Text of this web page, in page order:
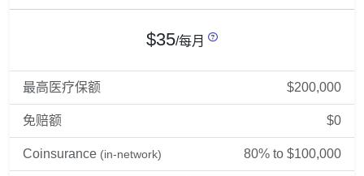
$35/每月
最高医疗保额 $200,000
免赔额 $0
Coinsurance (in-network) 80% to $100,000